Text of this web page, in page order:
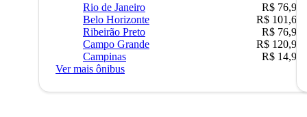
Rio de Janeiro
R$ 76,90
Belo Horizonte
R$ 101,67
Ribeirão Preto
R$ 76,90
Campo Grande
R$ 120,90
Campinas
R$ 14,90
Ver mais ônibus